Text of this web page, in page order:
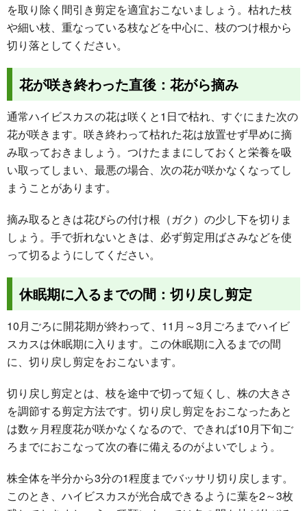
を取り除く間引き剪定を適宜おこないましょう。枯れた枝
や細い枝、重なっている枝などを中心に、枝のつけ根から
切り落としてください。
花が咲き終わった直後：花がら摘み
通常ハイビスカスの花は咲くと1日で枯れ、すぐにまた次の
花が咲きます。咲き終わって枯れた花は放置せず早めに摘
み取っておきましょう。つけたままにしておくと栄養を吸
い取ってしまい、最悪の場合、次の花が咲かなくなってし
まうことがあります。
摘み取るときは花びらの付け根（ガク）の少し下を切りま
しょう。手で折れないときは、必ず剪定用ばさみなどを使
って切るようにしてください。
休眠期に入るまでの間：切り戻し剪定
10月ごろに開花期が終わって、11月～3月ごろまでハイビ
スカスは休眠期に入ります。この休眠期に入るまでの間
に、切り戻し剪定をおこないます。
切り戻し剪定とは、枝を途中で切って短くし、株の大きさ
を調節する剪定方法です。切り戻し剪定をおこなったあと
は数ヶ月程度花が咲かなくなるので、できれば10月下旬ご
ろまでにおこなって次の春に備えるのがよいでしょう。
株全体を半分から3分の1程度までバッサリ切り戻します。
このとき、ハイビスカスが光合成できるように葉を2～3枚